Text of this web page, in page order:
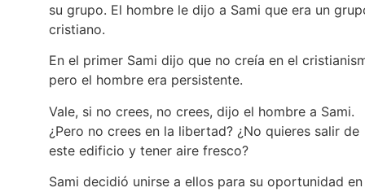
su grupo. El hombre le dijo a Sami que era un
cristiano.
En el primer Sami dijo que no creía en el
pero el hombre era persistente.
Vale, si no crees, no crees, dijo el hombre a Sami.
¿Pero no crees en la libertad? ¿No quieres salir de
este edificio y tener aire fresco?
Sami decidió unirse a ellos para su oportunidad